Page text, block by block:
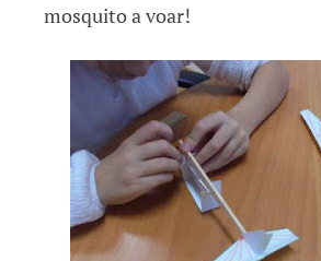
mosquito a voar!